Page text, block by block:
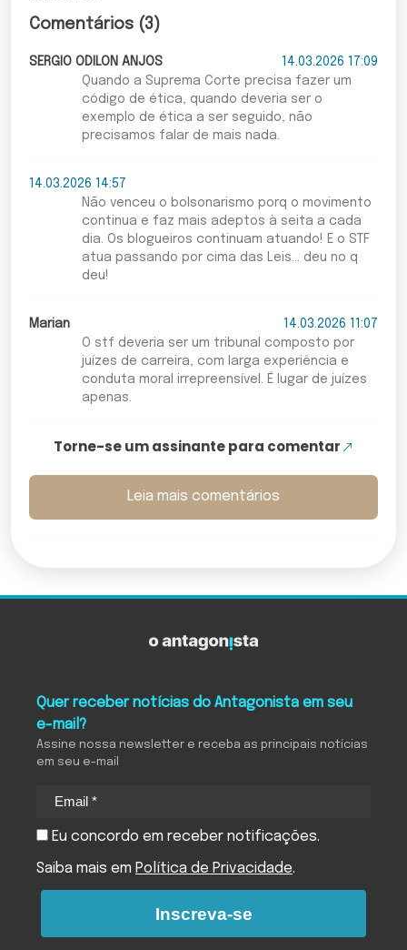
Comentários (3)
SERGIO ODILON ANJOS
14.03.2026 17:09
Quando a Suprema Corte precisa fazer um
código de ética, quando deveria ser o
exemplo de ética a ser seguido, não
precisamos falar de mais nada.
14.03.2026 14:57
Não venceu o bolsonarismo porq o movimento
continua e faz mais adeptos à seita a cada
dia. Os blogueiros continuam atuando! E o STF
atua passando por cima das Leis... deu no q
deu!
Marian
14.03.2026 11:07
O stf deveria ser um tribunal composto por
juízes de carreira, com larga experiência e
conduta moral irrepreensível. É lugar de juízes
apenas.
Torne-se um assinante para comentar
Leia mais comentários
Quer receber notícias do Antagonista em seu
e-mail?
Assine nossa newsletter e receba as principais notícias
em seu e-mail
Eu concordo em receber notificações.
Saiba mais em Política de Privacidade.
Inscreva-se